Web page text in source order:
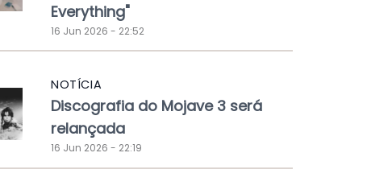
Everything"
16 Jun 2026 - 22:52
NOTÍCIA
Discografia do Mojave 3 será
relançada
16 Jun 2026 - 22:19